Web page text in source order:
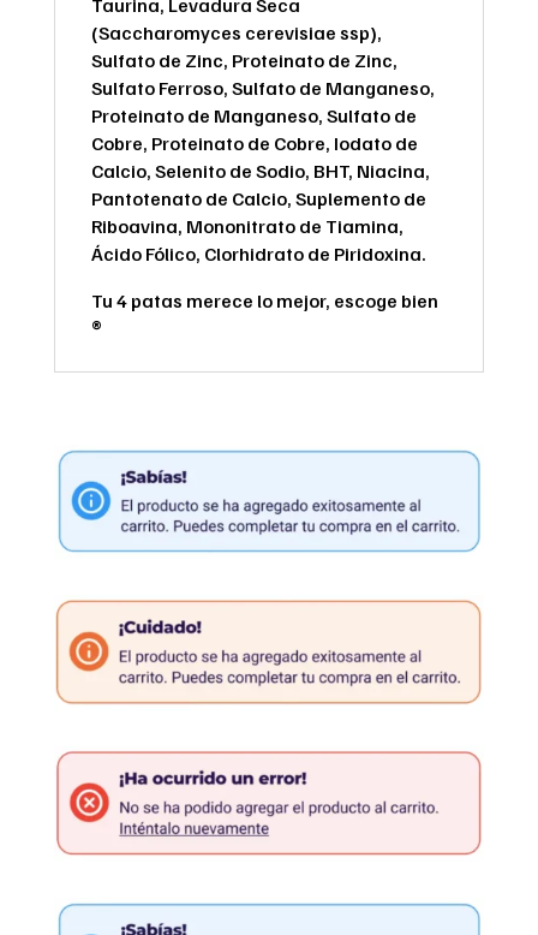
(Saccharomyces cerevisiae ssp),
Sulfato de Zinc, Proteinato de Zinc,
Sulfato Ferroso, Sulfato de Manganeso,
Proteinato de Manganeso, Sulfato de
Cobre, Proteinato de Cobre, Iodato de
Calcio, Selenito de Sodio, BHT, Niacina,
Pantotenato de Calcio, Suplemento de
Riboavina, Mononitrato de Tiamina,
Ácido Fólico, Clorhidrato de Piridoxina.
Tu 4 patas merece lo mejor, escoge bien
®